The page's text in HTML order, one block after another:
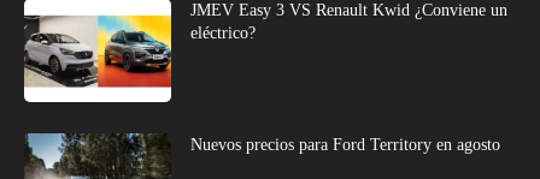
JMEV Easy 3 VS Renault Kwid ¿Conviene un
eléctrico?
Nuevos precios para Ford Territory en agosto